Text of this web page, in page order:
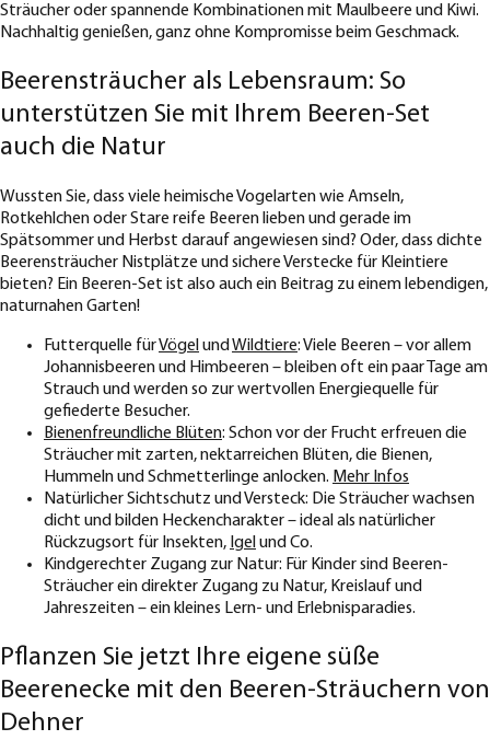
Sträucher oder spannende Kombinationen mit Maulbeere und Kiwi.
Nachhaltig genießen, ganz ohne Kompromisse beim Geschmack.
Beerensträucher als Lebensraum: So
unterstützen Sie mit Ihrem Beeren-Set
auch die Natur
Wussten Sie, dass viele heimische Vogelarten wie Amseln,
Rotkehlchen oder Stare reife Beeren lieben und gerade im
Spätsommer und Herbst darauf angewiesen sind? Oder, dass dichte
Beerensträucher Nistplätze und sichere Verstecke für Kleintiere
bieten? Ein Beeren-Set ist also auch ein Beitrag zu einem lebendigen,
naturnahen Garten!
Futterquelle fürVögel und Wildtiere: Viele Beeren – vor allem
Johannisbeeren und Himbeeren – bleiben oft ein paar Tage am
Strauch und werden so zur wertvollen Energiequelle für
gefiederte Besucher.
Bienenfreundliche Blüten: Schon vor der Frucht erfreuen die
Sträucher mit zarten, nektarreichen Blüten, die Bienen,
Hummeln und Schmetterlinge anlocken. Mehr Infos
Natürlicher Sichtschutz und Versteck: Die Sträucher wachsen
dicht und bilden Heckencharakter – ideal als natürlicher
Rückzugsort für Insekten, Igel und Co.
Kindgerechter Zugang zur Natur: Für Kinder sind Beeren-
Sträucher ein direkter Zugang zu Natur, Kreislauf und
Jahreszeiten – ein kleines Lern- und Erlebnisparadies.
Pflanzen Sie jetzt Ihre eigene süße
Beerenecke mit den Beeren-Sträuchern von
Dehner